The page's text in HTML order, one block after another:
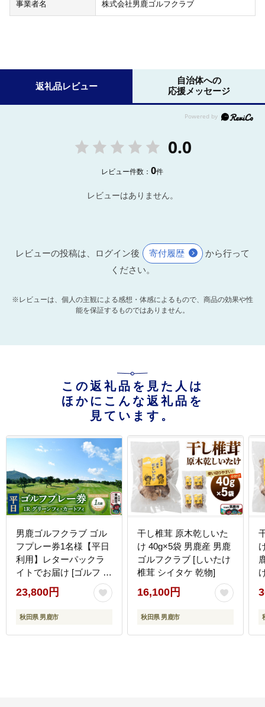
事業者名 株式会社男鹿ゴルフクラブ
返礼品レビュー
自治体への
応援メッセージ
0.0
レビュー件数：0件
レビューはありません。
レビューの投稿は、ログイン後 寄付履歴
から行って
ください。
※レビューは、個人の主観による感想・体感によるもので、商品の効果や性
能を保証するものではありません。
この返礼品を見た人は
ほかにこんな返礼品を
見ています。
男鹿ゴルフクラブ ゴル
フプレー券1名様【平日
利用】レターパックラ
イトでお届け [ゴルフ プ
レー券 平日券 利用券]
23,800円
秋田県 男鹿市
干し椎茸 原木乾しいた
け 40g×5袋 男鹿産 男鹿
ゴルフクラブ [しいたけ
椎茸 シイタケ 乾物]
16,100円
秋田県 男鹿市